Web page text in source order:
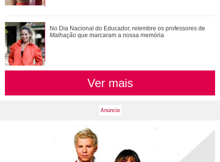
No Dia Nacional do Educador, relembre os professores de
Malhação que marcaram a nossa memória
Ver mais